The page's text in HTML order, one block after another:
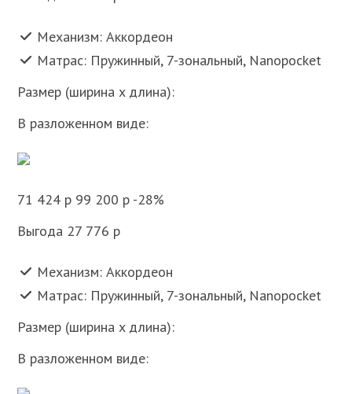
Механизм: Аккордеон
Матрас: Пружинный, 7-зональный, Nanopocket
Размер (ширина x длина):
В разложенном виде:
71 424 p 99 200 p -28%
Выгода 27 776 p
Механизм: Аккордеон
Матрас: Пружинный, 7-зональный, Nanopocket
Размер (ширина x длина):
В разложенном виде: